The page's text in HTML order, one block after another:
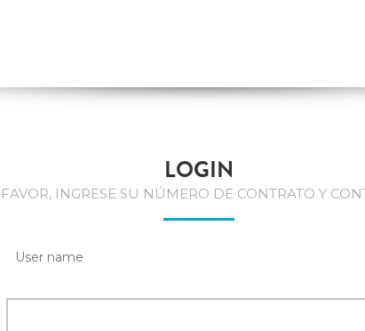
LOGIN
INGRESE SU NÚMERO DE CONTRATO Y
User name